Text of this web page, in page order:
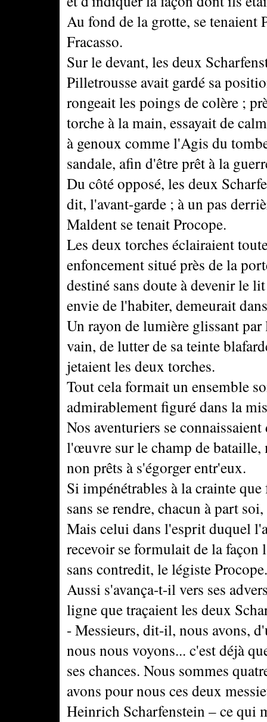
Au fond de la grotte, se tenaient
Fracasso.
Sur le devant, les deux
Pilletrousse avait gardé sa
rongeait les poings de colère ;
torche à la main, essayait de
à genoux comme l'Agis du
sandale, afin d'être prêt à la
Du côté opposé, les deux
dit, l'avant-garde ; à un pas
Maldent se tenait Procope.
Les deux torches éclairaient
enfoncement situé près de la
destiné sans doute à devenir le
envie de l'habiter, demeurait
Un rayon de lumière glissant
vain, de lutter de sa teinte
jetaient les deux torches.
Tout cela formait un ensemble
admirablement figuré dans la
Nos aventuriers se
l'œuvre sur le champ de
non prêts à s'égorger entr'eux.
Si impénétrables à la crainte
sans se rendre, chacun à part
Mais celui dans l'esprit duquel
recevoir se formulait de la
sans contredit, le légiste Procope.
Aussi s'avança-t-il vers ses
ligne que traçaient les deux
- Messieurs, dit-il, nous avons,
nous nous voyons... c'est déjà
ses chances. Nous sommes
avons pour nous ces deux
Heinrich Scharfenstein – ce qui